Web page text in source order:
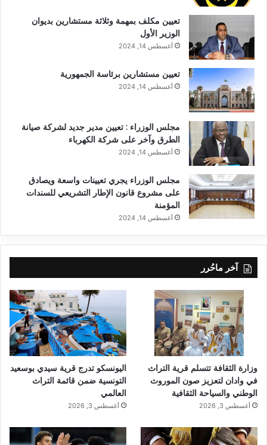
تعيين مكلف بمهمة وثلاثة مستشارين بديوان
الوزير الأول
أغسطس 14, 2024
تعيين مستشارين برئاسة الجمهورية
أغسطس 14, 2024
مجلس الوزراء : تعيين مدير جديد لشركة صيانة
الطرق وآخر على شركة الكهرباء
أغسطس 14, 2024
مجلس الوزراء يجري تعيينات واسعة ويصادق
على مشروع قانون الإطار التشريعي للسندات
المؤمنة
أغسطس 14, 2024
آخر ماحُرر
وزارة الثقافة تتسلم قرية التراث
في وادان لتعزيز صون الموروث
الوطني والسياحة الثقافية
أغسطس 3, 2026
اليونسكو تدرج قرية سيدي بوسعيد
التونسية ضمن قائمة التراث
العالمي
أغسطس 3, 2026